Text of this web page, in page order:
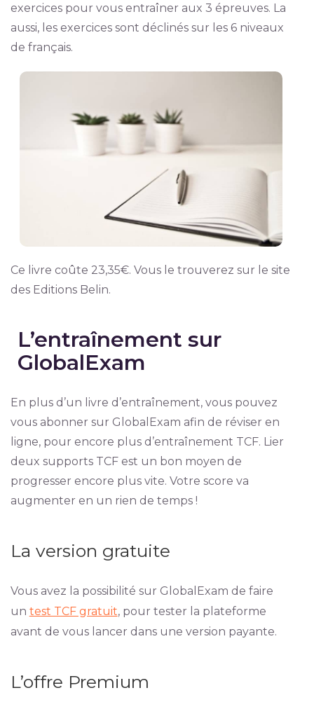
exercices pour vous entraîner aux 3 épreuves. La
aussi, les exercices sont déclinés sur les 6 niveaux
de français.
Ce livre coûte 23,35€. Vous le trouverez sur le site
des Editions Belin.
L’entraînement sur
GlobalExam
En plus d’un livre d’entraînement, vous pouvez
vous abonner sur GlobalExam afin de réviser en
ligne, pour encore plus d’entraînement TCF. Lier
deux supports TCF est un bon moyen de
progresser encore plus vite. Votre score va
augmenter en un rien de temps !
La version gratuite
Vous avez la possibilité sur GlobalExam de faire
un test TCF gratuit, pour tester la plateforme
avant de vous lancer dans une version payante.
L’offre Premium